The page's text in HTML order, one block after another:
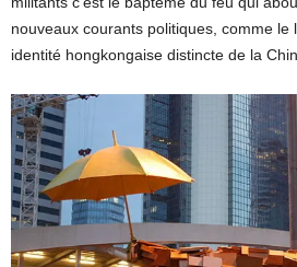
nouveaux courants politiques, comme le
identité hongkongaise distincte de la